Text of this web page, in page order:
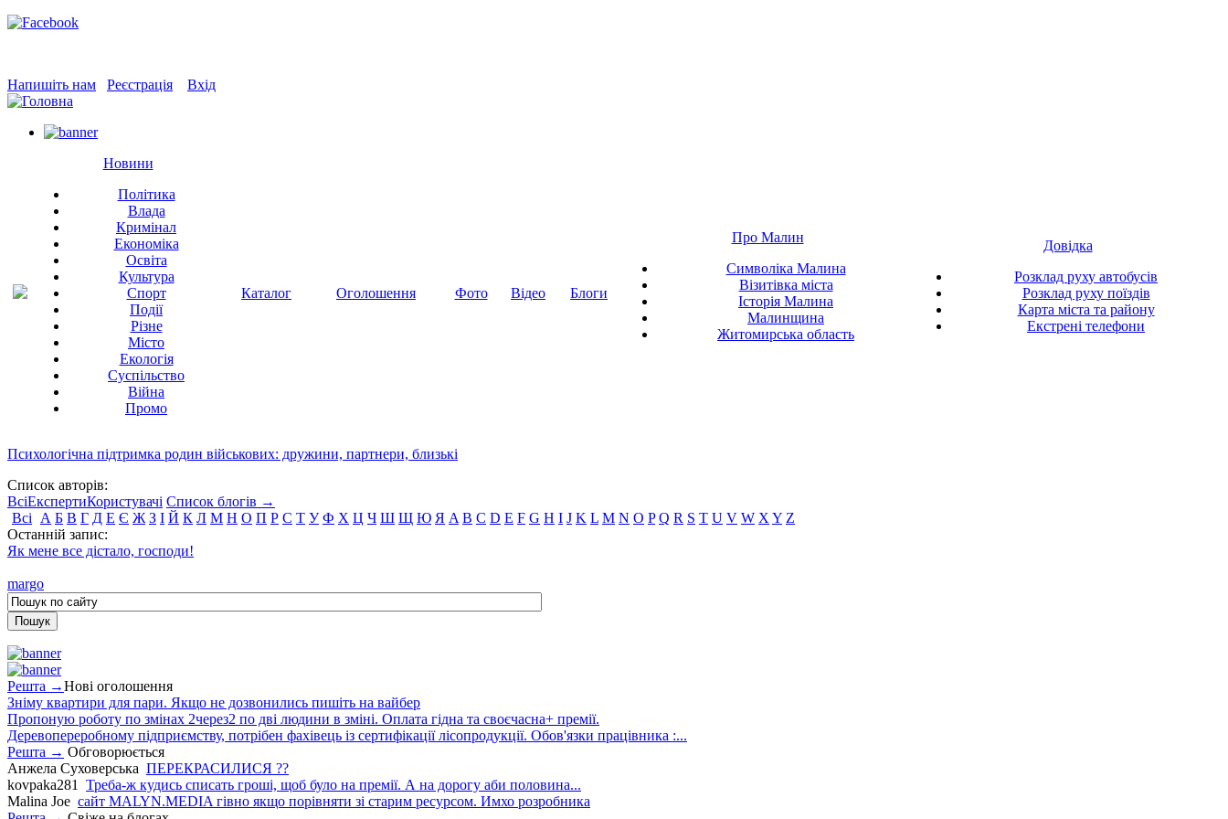
Напишіть нам Реєстрація Вхід
Новини
Політика
Влада
Кримінал
Економіка
Освіта
Культура
Спорт
Події
Різне
Місто
Екологія
Суспільство
Війна
Промо
Каталог Оголошення Фото Відео Блоги
Про Малин
Символіка Малина
Візитівка міста
Історія Малина
Малинщина
Житомирська область
Довідка
Розклад руху автобусів
Розклад руху поїздів
Карта міста та району
Екстрені телефони
Психологічна підтримка родин військових: дружини, партнери, близькі
Список авторів:
ВсіЕкспертиКористувачі Список блогів →
Всі
А Б В Г Д Е Є Ж З І Й К Л М Н О П Р С Т У Ф Х Ц Ч Ш Щ Ю Я A B C D E F G H I J K L M N O P Q R S T U V W X Y Z
Останній запис:
Як мене все дістало, господи!
margo
Решта →Нові оголошення
Зніму квартири для пари. Якщо не дозвонились пишіть на вайбер
Пропоную роботу по змінах 2через2 по дві людини в зміні. Оплата гідна та своєчасна+ премії.
Деревопереробному підприємству, потрібен фахівець із сертифікації лісопродукції. Обов'язки працівника :...
Решта → Обговорюється
Анжела Суховерська ПЕРЕКРАСИЛИСЯ ??
kovpaka281
Треба-ж кудись списать гроші, щоб було на премії. А на дорогу аби половина...
Malina Joe сайт MALYN.MEDIA гiвно якщо порiвняти зi старим ресурсом. Имхо розробника